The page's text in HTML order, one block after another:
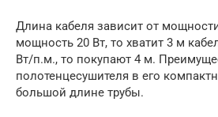
Длина кабеля зависит от
мощность 20 Вт, то хватит 3 м
Вт/п.м., то покупают 4 м.
полотенцесушителя в его
большой длине трубы.